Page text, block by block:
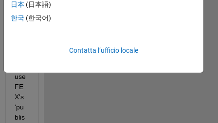
e I
hav
use
FE
X's
‘pu
blis
日本 (日本語)
한국 (한국어)
Contatta l’ufficio locale